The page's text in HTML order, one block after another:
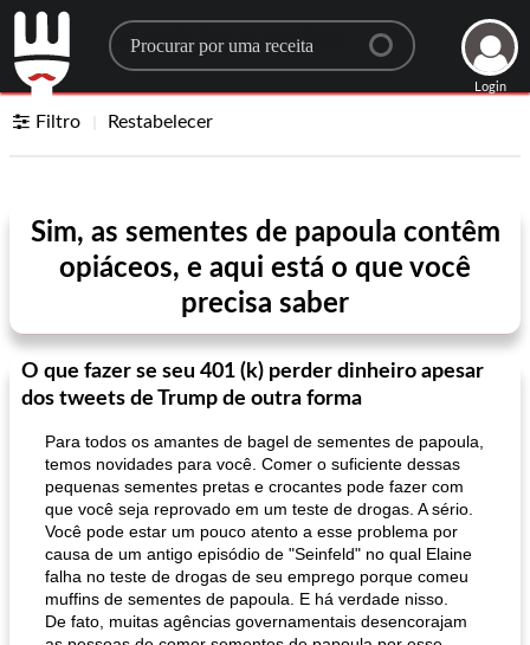
Search for a recipe
Login
Filtro Restabelecer
Sim, as sementes de papoula contêm
opiáceos, e aqui está o que você
precisa saber
O que fazer se seu 401 (k) perder dinheiro apesar
dos tweets de Trump de outra forma
Para todos os amantes de bagel de sementes de papoula,
temos novidades para você. Comer o suficiente dessas
pequenas sementes pretas e crocantes pode fazer com
que você seja reprovado em um teste de drogas. A sério.
Você pode estar um pouco atento a esse problema por
causa de um antigo episódio de "Seinfeld" no qual Elaine
falha no teste de drogas de seu emprego porque comeu
muffins de sementes de papoula. E há verdade nisso.
De fato, muitas agências governamentais desencorajam